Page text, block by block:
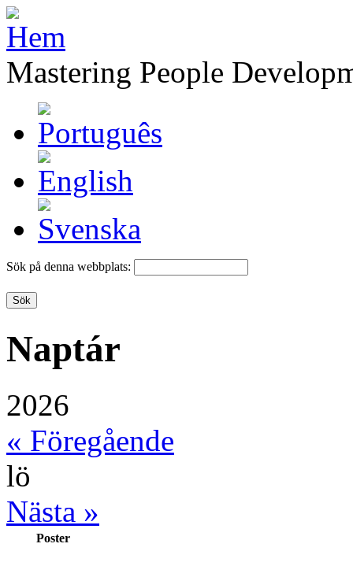
Mastering People
Sök på denna webbplats:
Naptár
2026
« Föregående
lö
Nästa »
Poster